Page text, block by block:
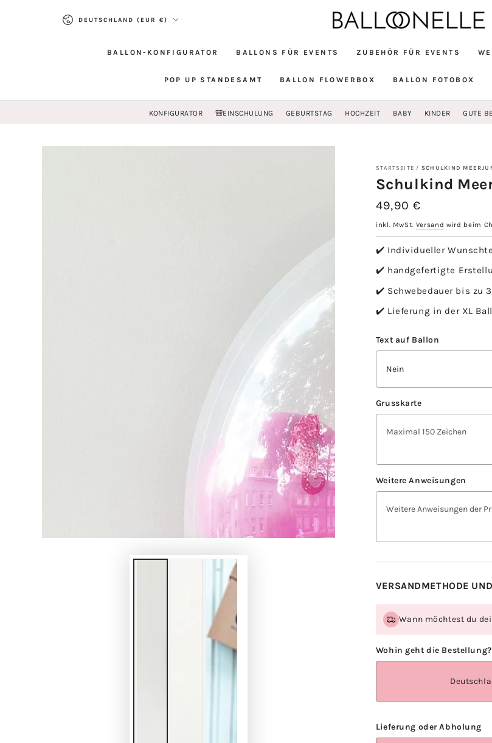
Land/Region
DEUTSCHLAND (EUR €)
BALLON-KONFIGURATOR BALLONS FÜR EVENTS ZUBEHÖR FÜR EVENTS
POP UP STANDESAMT BALLON FLOWERBOX BALLON FOTOBOX
KONFIGURATOR 🎒EINSCHULUNG GEBURTSTAG HOCHZEIT BABY KINDER GUTE
STARTSEITE / SCHULKIND
Schulkind
Regulärer
49,90 €
inkl. MwSt. Versand wird beim
✔️ Individueller
✔️ handgefertigte
✔️ Schwebedauer bis zu
✔️ Lieferung in der XL